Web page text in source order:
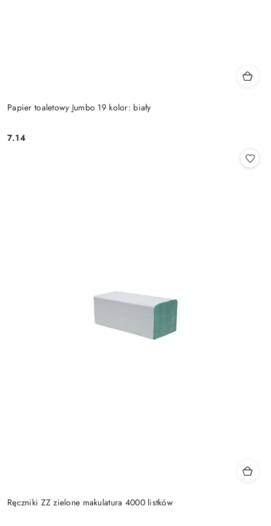
Papier toaletowy Jumbo 19 kolor: biały
Cena:
7.14
Ręczniki ZZ zielone makulatura 4000 listków